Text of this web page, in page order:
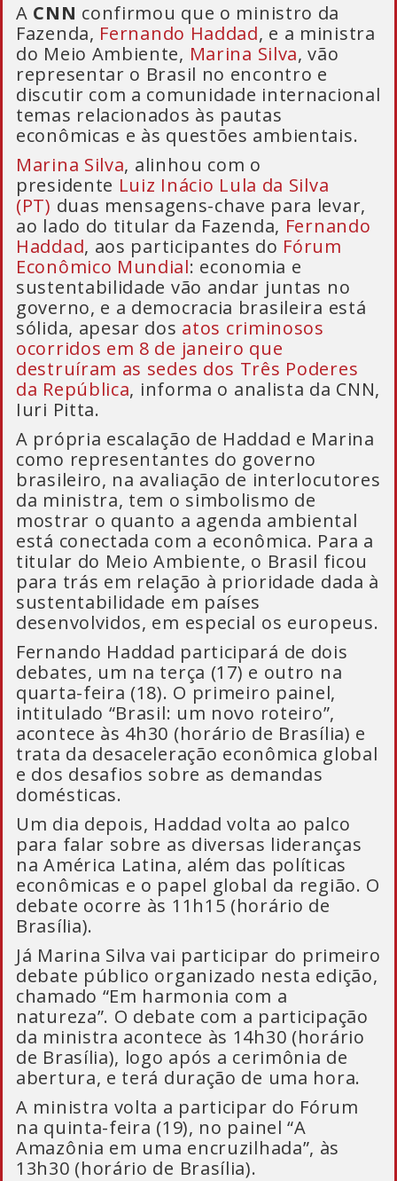
A CNN confirmou que o ministro da
Fazenda, Fernando Haddad, e a ministra
do Meio Ambiente, Marina Silva, vão
representar o Brasil no encontro e
discutir com a comunidade internacional
temas relacionados às pautas
econômicas e às questões ambientais.
Marina Silva, alinhou com o
presidente Luiz Inácio Lula da Silva
(PT) duas mensagens-chave para levar,
ao lado do titular da Fazenda, Fernando
Haddad, aos participantes do Fórum
Econômico Mundial: economia e
sustentabilidade vão andar juntas no
governo, e a democracia brasileira está
sólida, apesar dos atos criminosos
ocorridos em 8 de janeiro que
destruíram as sedes dos Três Poderes
da República, informa o analista da CNN,
Iuri Pitta.
A própria escalação de Haddad e Marina
como representantes do governo
brasileiro, na avaliação de interlocutores
da ministra, tem o simbolismo de
mostrar o quanto a agenda ambiental
está conectada com a econômica. Para a
titular do Meio Ambiente, o Brasil ficou
para trás em relação à prioridade dada à
sustentabilidade em países
desenvolvidos, em especial os europeus.
Fernando Haddad participará de dois
debates, um na terça (17) e outro na
quarta-feira (18). O primeiro painel,
intitulado “Brasil: um novo roteiro”,
acontece às 4h30 (horário de Brasília) e
trata da desaceleração econômica global
e dos desafios sobre as demandas
domésticas.
Um dia depois, Haddad volta ao palco
para falar sobre as diversas lideranças
na América Latina, além das políticas
econômicas e o papel global da região. O
debate ocorre às 11h15 (horário de
Brasília).
Já Marina Silva vai participar do primeiro
debate público organizado nesta edição,
chamado “Em harmonia com a
natureza”. O debate com a participação
da ministra acontece às 14h30 (horário
de Brasília), logo após a cerimônia de
abertura, e terá duração de uma hora.
A ministra volta a participar do Fórum
na quinta-feira (19), no painel “A
Amazônia em uma encruzilhada”, às
13h30 (horário de Brasília).